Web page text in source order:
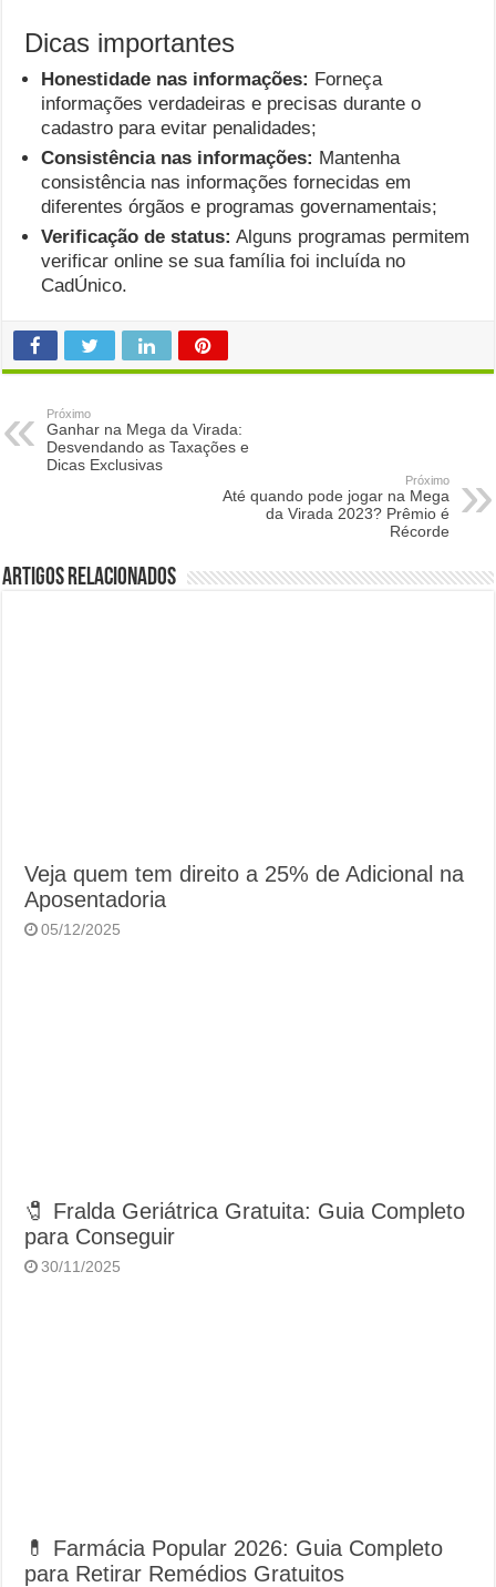
Dicas importantes
Honestidade nas informações: Forneça
informações verdadeiras e precisas durante o
cadastro para evitar penalidades;
Consistência nas informações: Mantenha
consistência nas informações fornecidas em
diferentes órgãos e programas governamentais;
Verificação de status: Alguns programas permitem
verificar online se sua família foi incluída no
CadÚnico.
Próximo
Ganhar na Mega da Virada:
Desvendando as Taxações e
Dicas Exclusivas
Próximo
Até quando pode jogar na Mega
da Virada 2023? Prêmio é
Récorde
Artigos Relacionados
Veja quem tem direito a 25% de Adicional na
Aposentadoria
05/12/2025
🧷 Fralda Geriátrica Gratuita: Guia Completo
para Conseguir
30/11/2025
💊 Farmácia Popular 2026: Guia Completo
para Retirar Remédios Gratuitos